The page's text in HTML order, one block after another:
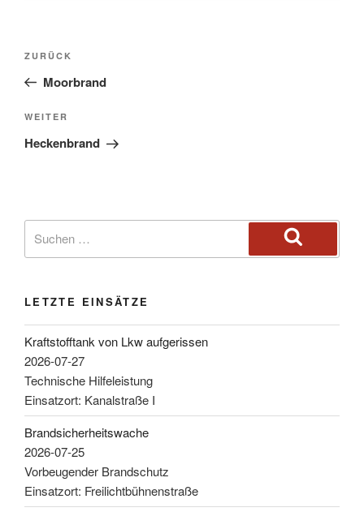
ZURÜCK
Moorbrand
WEITER
Heckenbrand
LETZTE EINSÄTZE
Kraftstofftank von Lkw aufgerissen
2026-07-27
Technische Hilfeleistung
Einsatzort: Kanalstraße I
Brandsicherheitswache
2026-07-25
Vorbeugender Brandschutz
Einsatzort: Freilichtbühnenstraße